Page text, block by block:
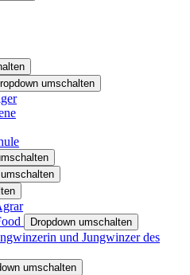
umschalten
Dropdown umschalten
und Jungwinzer des
umschalten